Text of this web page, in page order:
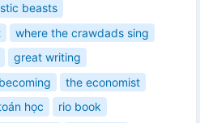
beasts
where the crawdads sing
great writing
becoming
the economist
học
rio book